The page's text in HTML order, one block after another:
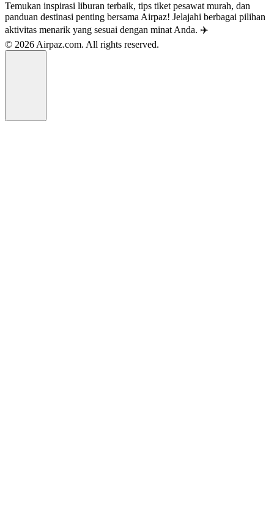
Temukan inspirasi liburan terbaik, tips tiket pesawat murah, dan
panduan destinasi penting bersama Airpaz! Jelajahi berbagai pilihan
aktivitas menarik yang sesuai dengan minat Anda. ✈️
© 2026 Airpaz.com. All rights reserved.